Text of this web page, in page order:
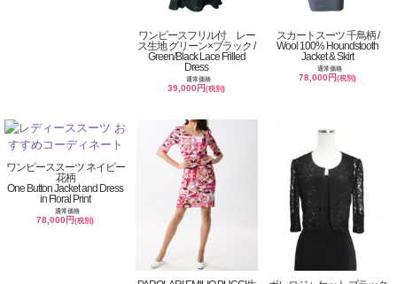
ワンピースフリル付 レー
ス生地 グリーン×ブラック /
Green/Black Lace Frilled
Dress
通常価格
39,000円(税別)
スカートスーツ 千鳥柄 /
Wool 100% Houndstooth
Jacket & Skirt
通常価格
78,000円(税別)
ワンピーススーツ ネイビー
花柄
One Button Jacket and Dress
in Floral Print
通常価格
78,000円(税別)